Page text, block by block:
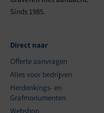
Sinds 1985.
Direct naar
Offerte aanvragen
Alles voor bedrijven
Herdenkings- en
Grafmonumenten
Webshop